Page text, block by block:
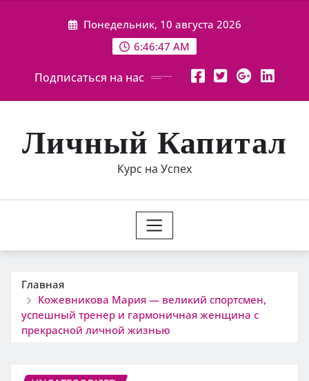
Понедельник, 10 августа 2026
6:46:48 AM
Подписаться на нас
Личный Капитал
Курс на Успех
Главная
Кожевникова Мария — великий спортсмен,
успешный тренер и гармоничная женщина с
прекрасной личной жизнью